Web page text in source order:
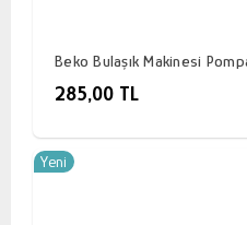
Beko Bulaşık Makinesi
285,00 TL
Yeni